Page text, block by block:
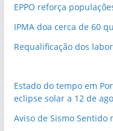
EPPO reforça
IPMA doa cerca de 60
Requalificação dos
Estado do tempo em
eclipse solar a 12 de
Aviso de Sismo Sentido